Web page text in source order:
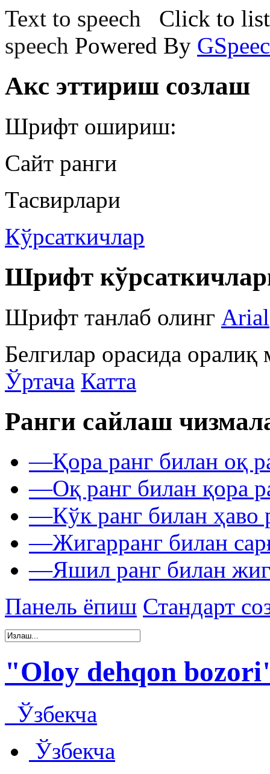
Text to speech
Click to
speech Powered By
Акс эттириш созлаш
Шрифт ошириш:
Сайт ранги
Тасвирлари
Кўрсаткичлар
Шрифт
Шрифт танлаб олинг Arial
Белгилар орасида
Ўртача Катта
Ранги сайлаш
—Қора ранг билан оқ
—Оқ ранг билан қора
—Кўк ранг билан ҳаво
—Жигарранг билан
—Яшил ранг билан
Панель ёпиш Стандарт
"Oloy dehqon
Ўзбекча
Ўзбекча